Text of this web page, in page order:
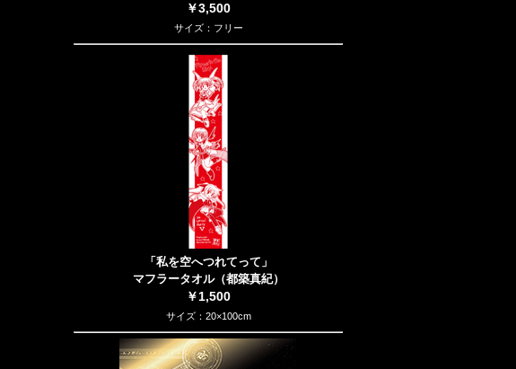
￥3,500
サイズ：フリー
「私を空へつれてって」
マフラータオル（都築真紀）
￥1,500
サイズ：20×100cm